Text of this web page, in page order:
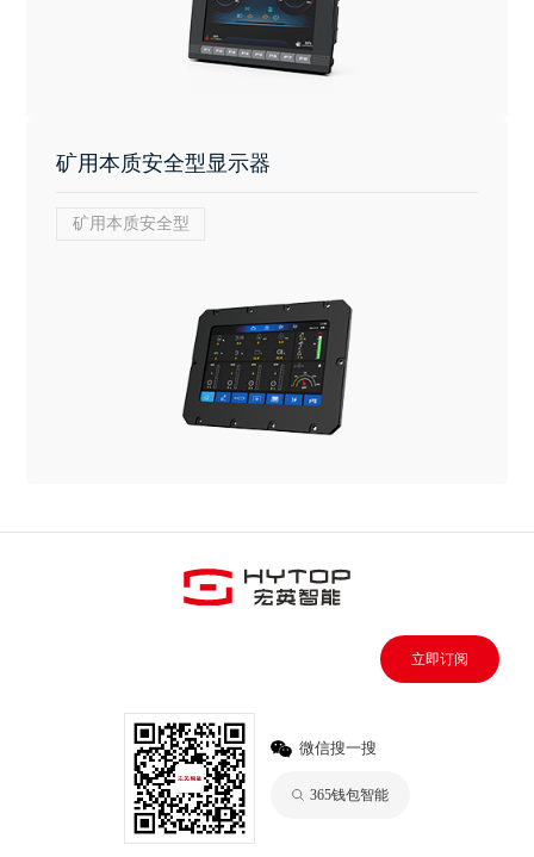
矿用本质安全型显示器
矿用本质安全型
立即订阅
微信搜一搜
365钱包智能